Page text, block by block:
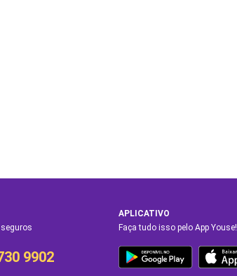
9902
APLICATIVO
Faça tudo isso pelo App Youse!